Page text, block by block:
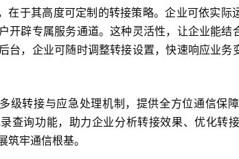
在于其高度可定制的转接策略。企业可依实际
开辟专属服务通道。这种灵活性，让企业能
台，企业可随时调整转接设置，快速响应业务
级转接与应急处理机制，提供全方位通信保
查询功能，助力企业分析转接效果、优化转
筑牢通信根基。